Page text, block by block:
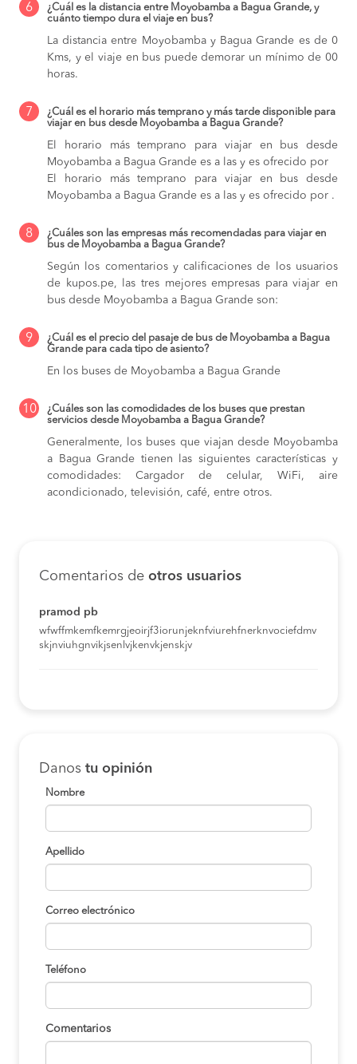
6
¿Cuál es la distancia entre Moyobamba a Bagua Grande, y
cuánto tiempo dura el viaje en bus?
La distancia entre Moyobamba y Bagua Grande es de 0
Kms, y el viaje en bus puede demorar un mínimo de 00
horas.
7
¿Cuál es el horario más temprano y más tarde disponible para
viajar en bus desde Moyobamba a Bagua Grande?
El horario más temprano para viajar en bus desde
Moyobamba a Bagua Grande es a las y es ofrecido por
El horario más temprano para viajar en bus desde
Moyobamba a Bagua Grande es a las y es ofrecido por .
8
¿Cuáles son las empresas más recomendadas para viajar en
bus de Moyobamba a Bagua Grande?
Según los comentarios y calificaciones de los usuarios
de kupos.pe, las tres mejores empresas para viajar en
bus desde Moyobamba a Bagua Grande son:
9
¿Cuál es el precio del pasaje de bus de Moyobamba a Bagua
Grande para cada tipo de asiento?
En los buses de Moyobamba a Bagua Grande
10
¿Cuáles son las comodidades de los buses que prestan
servicios desde Moyobamba a Bagua Grande?
Generalmente, los buses que viajan desde Moyobamba
a Bagua Grande tienen las siguientes características y
comodidades: Cargador de celular, WiFi, aire
acondicionado, televisión, café, entre otros.
Comentarios de otros usuarios
pramod pb
wfwffmkemfkemrgjeoirjf3iorunjeknfviurehfnerknvociefdmv
skjnviuhgnvikjsenlvjkenvkjenskjv
Danos tu opinión
Nombre
Apellido
Correo electrónico
Teléfono
Comentarios